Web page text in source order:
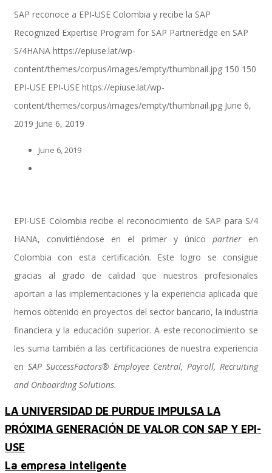
SAP S/4 HANA
EPI-US4HANA
Implementación Nómina Cloud Sap
SAP SuccessFactors Employee Central
Implementación Employee Central Payroll
Learning and Development
SAP reconoce a EPI-USE Colombia y recibe la SAP
Recognized Expertise Program for SAP PartnerEdge en SAP
S/4HANA https://epiuse.lat/wp-
content/themes/corpus/images/empty/thumbnail.jpg 150 150
EPI-USE EPI-USE https://epiuse.lat/wp-
content/themes/corpus/images/empty/thumbnail.jpg June 6,
2019 June 6, 2019
June 6, 2019
EPI-USE Colombia recibe el reconocimiento de SAP para S/4
HANA, convirtiéndose en el primer y único partner en
Colombia con esta certificación. Este logro se consigue
gracias al grado de calidad que nuestros profesionales
aportan a las implementaciones y la experiencia aplicada que
hemos obtenido en proyectos del sector bancario, la industria
financiera y la educación superior. A este reconocimiento se
les suma también a las certificaciones de nuestra experiencia
en SAP SuccessFactors® Employee Central, Payroll, Recruiting
and Onboarding Solutions.
LA UNIVERSIDAD DE PURDUE IMPULSA LA
PRÓXIMA GENERACIÓN DE VALOR CON SAP Y EPI-
USE
La empresa inteligente